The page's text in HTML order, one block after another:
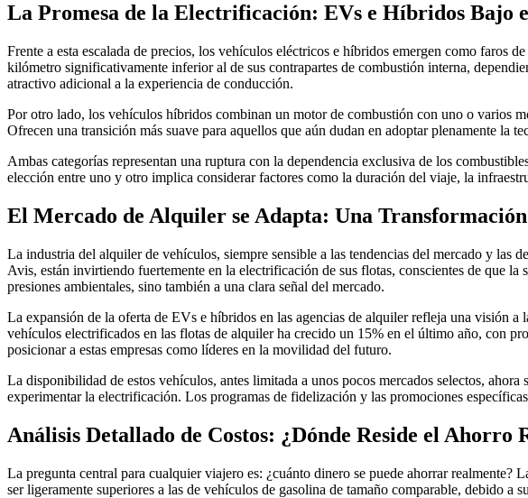
La Promesa de la Electrificación: EVs e Híbridos Bajo
Frente a esta escalada de precios, los vehículos eléctricos e híbridos emergen como faros
kilómetro significativamente inferior al de sus contrapartes de combustión interna,
atractivo adicional a la experiencia de conducción.
Por otro lado, los vehículos híbridos combinan un motor de combustión con uno o varios
Ofrecen una transición más suave para aquellos que aún dudan en adoptar plenamente
Ambas categorías representan una ruptura con la dependencia exclusiva de los
elección entre uno y otro implica considerar factores como la duración del viaje, la
El Mercado de Alquiler se Adapta: Una
La industria del alquiler de vehículos, siempre sensible a las tendencias del mercado y las
Avis, están invirtiendo fuertemente en la electrificación de sus flotas, conscientes de que
presiones ambientales, sino también a una clara señal del mercado.
La expansión de la oferta de EVs e híbridos en las agencias de alquiler refleja una
vehículos electrificados en las flotas de alquiler ha crecido un 15% en el último año, con
posicionar a estas empresas como líderes en la movilidad del futuro.
La disponibilidad de estos vehículos, antes limitada a unos pocos mercados selectos,
experimentar la electrificación. Los programas de fidelización y las promociones
Análisis Detallado de Costos: ¿Dónde Reside el Ahorro
La pregunta central para cualquier viajero es: ¿cuánto dinero se puede ahorrar
ser ligeramente superiores a las de vehículos de gasolina de tamaño comparable, debido